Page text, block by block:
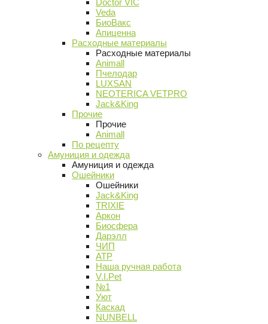
Doctor VIC
Veda
БиоВакс
Апиценна
Расходные материалы
Расходные материалы
Animall
Пчелодар
LUXSAN
NEOTERICA VETPRO
Jack&King
Прочие
Прочие
Animall
По рецепту
Амуниция и одежда
Амуниция и одежда
Ошейники
Ошейники
Jack&King
TRIXIE
Аркон
Биосфера
Дарэлл
ЧИП
АТР
Наша ручная работа
V.I.Pet
№1
Уют
Каскад
NUNBELL